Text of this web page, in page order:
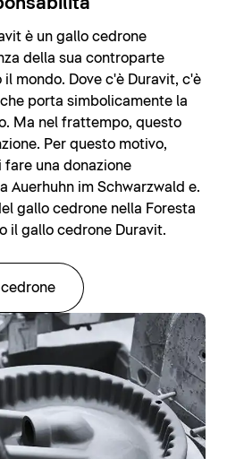
è un gallo cedrone
della sua controparte
mondo. Dove c'è Duravit, c'è
porta simbolicamente la
Ma nel frattempo, questo
Per questo motivo,
fare una donazione
Auerhuhn im Schwarzwald e.
gallo cedrone nella Foresta
il gallo cedrone Duravit.